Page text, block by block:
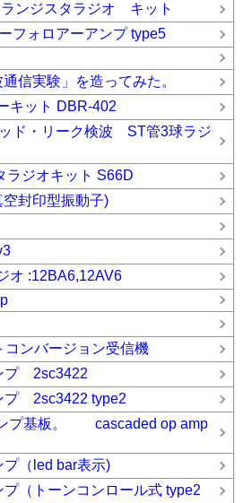
ンジスタラジオ キット
フォロアーアンプ type5
信実験」を造ってみた。
キット DBR-402
ド・リーク検波 ST管3球ラジ
ジオキット S66D
封印型振動子)
オ :12BA6,12AV6
コンバージョン受信機
プ 2sc3422
プ 2sc3422 type2
プ基板。 cascaded op amp
（led bar表示)
（トーンコンロール式 type2